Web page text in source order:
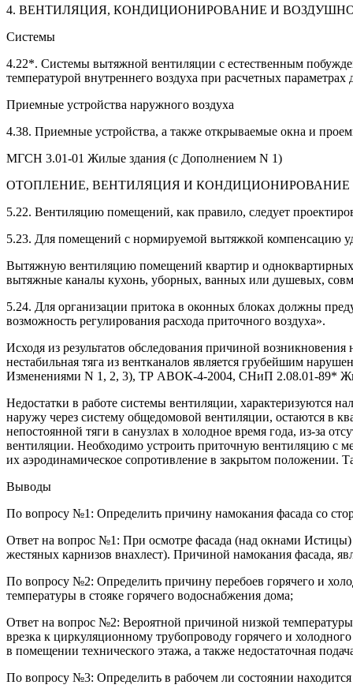
4. ВЕНТИЛЯЦИЯ, КОНДИЦИОНИРОВАНИЕ И
Системы
4.22*. Системы вытяжной вентиляции с естественным
температурой внутреннего воздуха при расчетных параметрах
Приемные устройства наружного воздуха
4.38. Приемные устройства, а также открываемые окна и
МГСН 3.01-01 Жилые здания (с Дополнением N 1)
ОТОПЛЕНИЕ, ВЕНТИЛЯЦИЯ И КОНДИЦИОНИРОВАНИЕ
5.22. Вентиляцию помещений, как правило, следует
5.23. Для помещений с нормируемой вытяжкой компенсацию
Вытяжную вентиляцию помещений квартир и одноквартирных
вытяжные каналы кухонь, уборных, ванных или душевых,
5.24. Для организации притока в оконных блоках должны
возможность регулирования расхода приточного воздуха».
Исходя из результатов обследования причиной
нестабильная тяга из вентканалов является грубейшим
Изменениями N 1, 2, 3), ТР АВОК-4-2004, СНиП 2.08.01-89*
Недостатки в работе системы вентиляции, характеризуются
наружу через систему общедомовой вентиляции, остаются в
непостоянной тяги в санузлах в холодное время года, из-за
вентиляции. Необходимо устроить приточную вентиляцию с
их аэродинамическое сопротивление в закрытом положении.
Выводы
По вопросу №1: Определить причину намокания фасада со
Ответ на вопрос №1: При осмотре фасада (над окнами Истицы)
жестяных карнизов внахлест). Причиной намокания фасада,
По вопросу №2: Определить причину перебоев горячего и
температуры в стояке горячего водоснабжения дома;
Ответ на вопрос №2: Вероятной причиной низкой температуры
врезка к циркуляционному трубопроводу горячего и
в помещении технического этажа, а также недостаточная
По вопросу №3: Определить в рабочем ли состоянии